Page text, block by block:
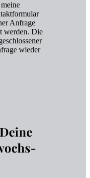
Anfrage
werden. Die
wieder